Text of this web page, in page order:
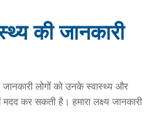
की जानकारी
जानकारी लोगों को उनके स्वास्थ्य और
कर सकती है। हमारा लक्ष्य जानकारी